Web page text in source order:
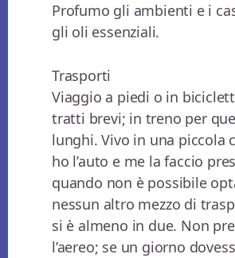
Profumo gli ambienti e i
gli oli essenziali.
Trasporti
Viaggio a piedi o in
tratti brevi; in treno per
lunghi. Vivo in una piccola
ho l’auto e me la faccio
quando non è possibile
nessun altro mezzo di
si è almeno in due. Non
l’aereo; se un giorno